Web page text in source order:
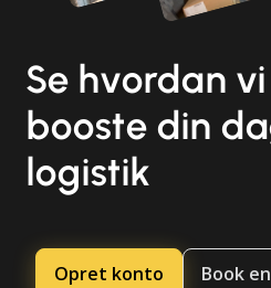
Se hvordan
booste din
logistik
Opret konto Book